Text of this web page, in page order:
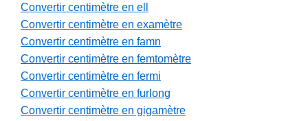
Convertir centimètre en ell
Convertir centimètre en examètre
Convertir centimètre en famn
Convertir centimètre en femtomètre
Convertir centimètre en fermi
Convertir centimètre en furlong
Convertir centimètre en gigamètre